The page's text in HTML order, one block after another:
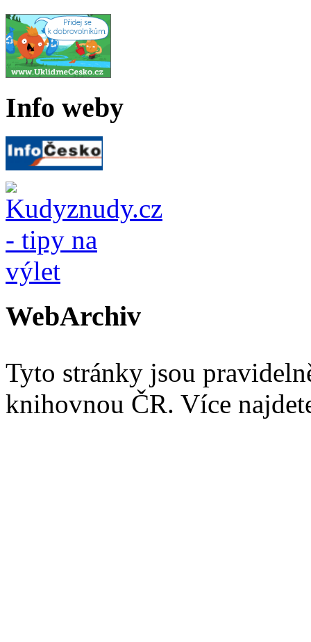
Info weby
WebArchiv
Tyto stránky jsou
knihovnou ČR. Více